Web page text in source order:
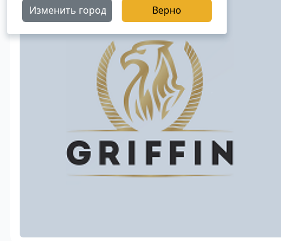
Изменить город Верно